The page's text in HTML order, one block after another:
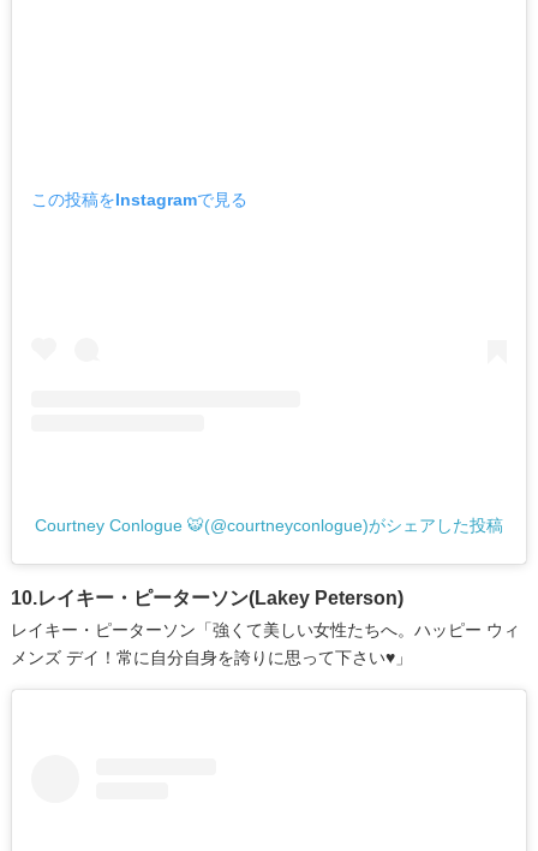
この投稿をInstagramで見る
Courtney Conlogue 🐯(@courtneyconlogue)がシェアした投稿
10.レイキー・ピーターソン(Lakey Peterson)
レイキー・ピーターソン「強くて美しい女性たちへ。ハッピー ウィ
メンズ デイ！常に自分自身を誇りに思って下さい♥」